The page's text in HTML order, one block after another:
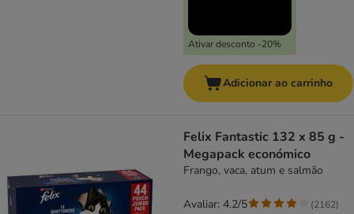
Ativar desconto -20%
Adicionar ao carrinho
Felix Fantastic 132 x 85 g -
Megapack económico
Frango, vaca, atum e salmão
Avaliar: 4.2/5 (2162)